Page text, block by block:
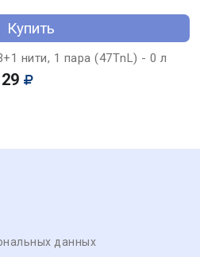
Купить
нити, 1 пара (47ТnL) - 0 л
29
данных